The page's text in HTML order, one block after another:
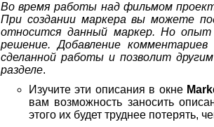
Во время работы над фильмом
При создании маркера вы можете
относится данный маркер. Но
решение. Добавление
сделанной работы и позволит
разделе.
Изучите эти описания в окне
вам возможность заносить
этого их будет труднее потерять,